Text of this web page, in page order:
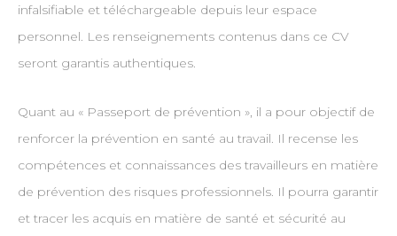
infalsifiable et téléchargeable depuis leur espace
personnel. Les renseignements contenus dans ce CV
seront garantis authentiques.
Quant au « Passeport de prévention », il a pour objectif de
renforcer la prévention en santé au travail. Il recense les
compétences et connaissances des travailleurs en matière
de prévention des risques professionnels. Il pourra garantir
et tracer les acquis en matière de santé et sécurité au